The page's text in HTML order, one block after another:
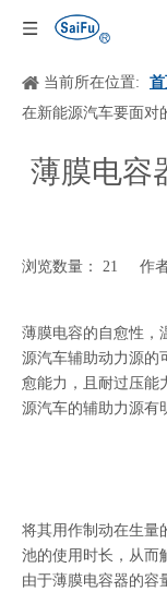
当前所在位置:
在新能源汽车要面对
薄膜电容
浏览数量： 21 作者
薄膜电容的自愈性，
源汽车辅助动力源的
愈能力，且耐过压能
源汽车的辅助力源有
将其用作制动在生量
池的使用时长，从而
由于薄膜电容器的容